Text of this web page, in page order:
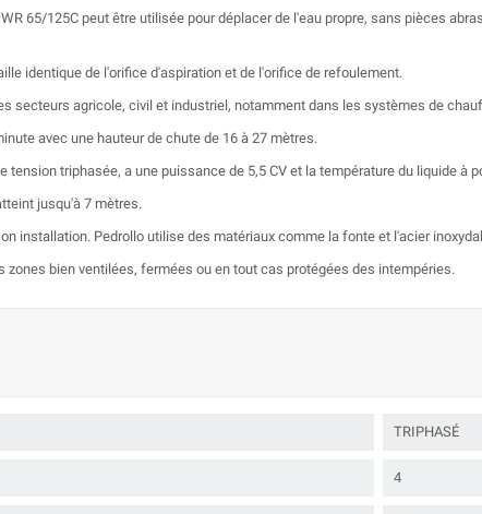
65/125C peut être utilisée pour déplacer de l'eau propre, sans pièces
identique de l'orifice d'aspiration et de l'orifice de refoulement.
secteurs agricole, civil et industriel, notamment dans les systèmes de
avec une hauteur de chute de 16 à 27 mètres.
tension triphasée, a une puissance de 5,5 CV et la température du liquide à
jusqu'à 7 mètres.
installation. Pedrollo utilise des matériaux comme la fonte et l'acier
zones bien ventilées, fermées ou en tout cas protégées des intempéries.
TRIPHASÉ
4